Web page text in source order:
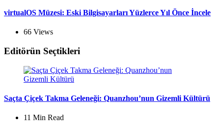
virtualOS Müzesi: Eski Bilgisayarları Yüzlerce Yıl Önce İncele
66 Views
Editörün Seçtikleri
Saçta Çiçek Takma Geleneği: Quanzhou’nun Gizemli Kültürü
11 Min Read